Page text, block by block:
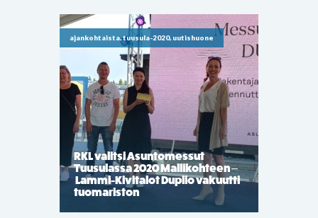
ajankohtaista, tuusula-2020, uutishuone
RKL valitsi Asuntomessut
Tuusulassa 2020 Mallikohteen –
Lammi-Kivitalot Duplio vakuutti
tuomariston